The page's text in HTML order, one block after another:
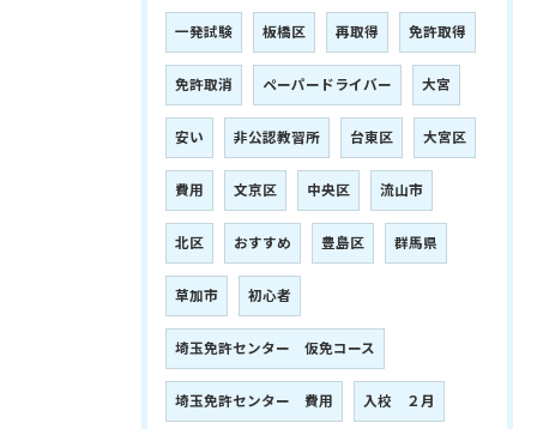
一発試験 板橋区 再取得 免許取得
免許取消 ペーパードライバー 大宮
安い 非公認教習所 台東区 大宮区
費用 文京区 中央区 流山市
北区 おすすめ 豊島区 群馬県
草加市 初心者
埼玉免許センター 仮免コース
埼玉免許センター 費用 入校 ２月